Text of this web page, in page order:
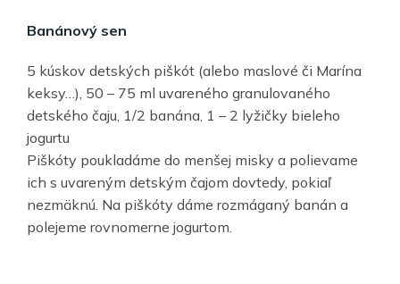
Banánový sen
5 kúskov detských piškót (alebo maslové či Marína
keksy…), 50 – 75 ml uvareného granulovaného
detského čaju, 1/2 banána, 1 – 2 lyžičky bieleho
jogurtu
Piškóty poukladáme do menšej misky a polievame
ich s uvareným detským čajom dovtedy, pokiaľ
nezmäknú. Na piškóty dáme rozmáganý banán a
polejeme rovnomerne jogurtom.